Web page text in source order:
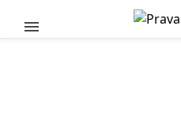
Pular para o conteúdo principal